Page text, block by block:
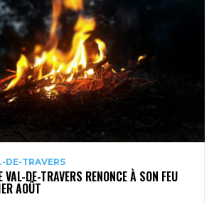
DE-TRAVERS
VAL-DE-TRAVERS RENONCE À SON FEU
AOÛT